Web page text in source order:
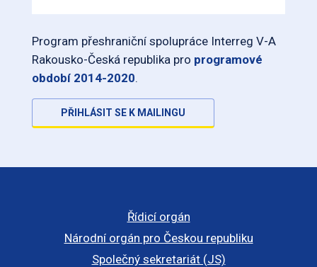
Program přeshraniční spolupráce Interreg V-A
Rakousko-Česká republika pro programové
období 2014-2020.
PŘIHLÁSIT SE K MAILINGU
Řídicí orgán
Národní orgán pro Českou republiku
Společný sekretariát (JS)